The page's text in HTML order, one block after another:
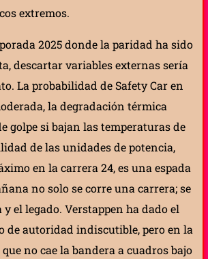
extremos.
2025 donde la paridad ha sido
descartar variables externas sería
La probabilidad de Safety Car en
la degradación térmica
golpe si bajan las temperaturas de
de las unidades de potencia,
en la carrera 24, es una espada
no solo se corre una carrera; se
el legado. Verstappen ha dado el
de autoridad indiscutible, pero en la
no cae la bandera a cuadros bajo